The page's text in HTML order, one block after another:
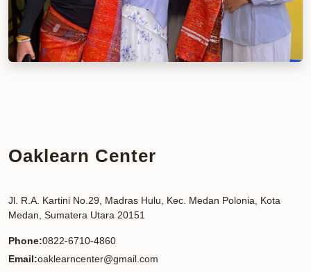
Oaklearn Center
Jl. R.A. Kartini No.29, Madras Hulu, Kec. Medan Polonia, Kota
Medan, Sumatera Utara 20151
Phone:0822-6710-4860
Email:oaklearncenter@gmail.com